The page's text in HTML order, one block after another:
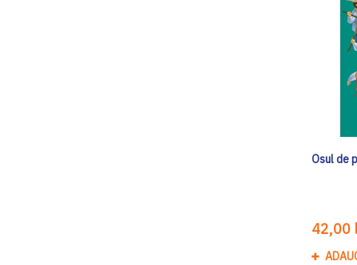
Osul de
42,00